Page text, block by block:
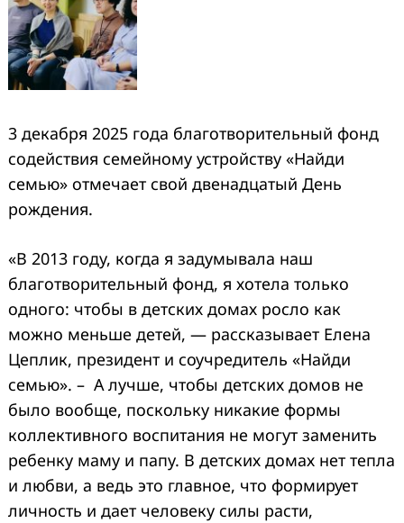
3 декабря 2025 года благотворительный фонд
содействия семейному устройству «Найди
семью» отмечает свой двенадцатый День
рождения.
«В 2013 году, когда я задумывала наш
благотворительный фонд, я хотела только
одного: чтобы в детских домах росло как
можно меньше детей, — рассказывает Елена
Цеплик, президент и соучредитель «Найди
семью». – А лучше, чтобы детских домов не
было вообще, поскольку никакие формы
коллективного воспитания не могут заменить
ребенку маму и папу. В детских домах нет тепла
и любви, а ведь это главное, что формирует
личность и дает человеку силы расти,